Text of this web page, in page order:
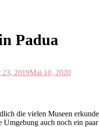
Padua
23, 2019Mai 10, 2020
die vielen Museen
Umgebung auch noch ein